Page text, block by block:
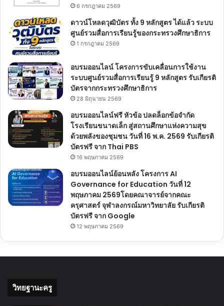
6 กรกฎาคม 2569
ดาวน์โหลดวุฒิบัตร ทั้ง 9 หลักสูตร ได้แล้ว ระบบ
ศูนย์รวมสื่อการเรียนรู้ของกระทรวงศึกษาธิการ
1 กรกฎาคม 2569
อบรมออนไลน์ โครงการขับเคลื่อนการใช้งาน
ระบบศูนย์รวมสื่อการเรียนรู้ 9 หลักสูตร รับเกียรติ
บัตรจากกระทรวงศึกษาธิการ
28 มิถุนายน 2569
อบรมออนไลน์ฟรี หัวข้อ ปลดล็อกข้อจำกัด
โรงเรียนขนาดเล็ก สู่สถานศึกษาแห่งความสุข
ด้วยพลังของชุมชน วันที่ 16 พ.ค. 2569 รับเกียรติ
บัตรฟรี จาก Thai PBS
16 พฤษภาคม 2569
อบรมออนไลน์ย้อนหลัง โครงการ AI
Governance for Education วันที่ 12
พฤษภาคม 2569โดยคณาจารย์จากคณะ
ครุศาสตร์ จุฬาลงกรณ์มหาวิทยาลัย รับเกียรติ
บัตรฟรี จาก Google
12 พฤษภาคม 2569
วิทยฐานะครู